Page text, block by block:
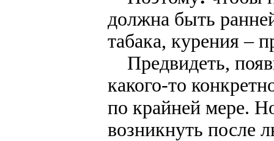
должна быть
табака, курения –
Предвидеть,
какого-то
по крайней мере.
возникнуть после